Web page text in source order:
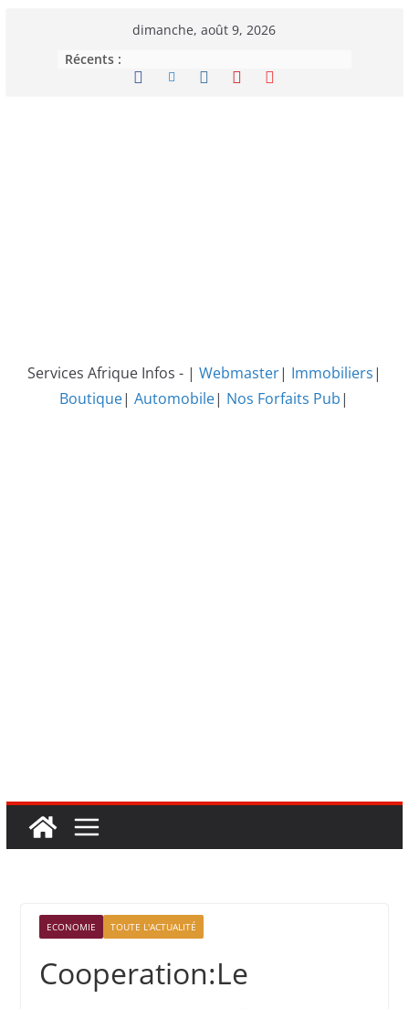
dimanche, août 9, 2026
Récents :
Services Afrique Infos - | Webmaster| Immobiliers|
Boutique|Automobile| Nos Forfaits Pub|
ECONOMIE TOUTE L'ACTUALITÉ
Cooperation:Le